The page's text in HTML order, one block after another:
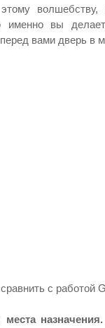
именно вы
вами дверь в
с работой